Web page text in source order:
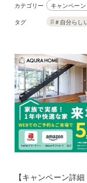
マイページ
カテゴリー
キャンペー
タグ
＃自分らし
【キャンペーン詳細